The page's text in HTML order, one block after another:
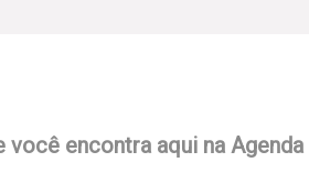
encontra aqui na